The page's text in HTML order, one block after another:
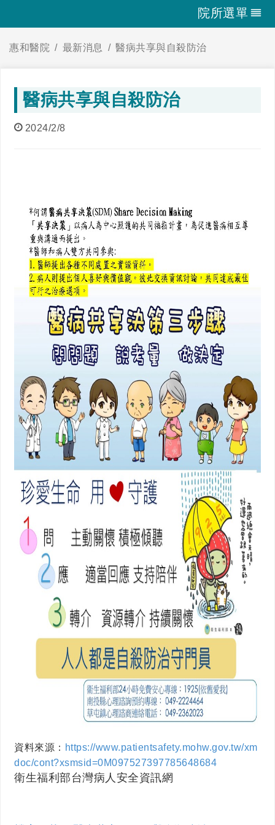
院所選單
惠和醫院 最新消息 醫病共享與自殺防治
醫病共享與自殺防治
2024/2/8
資料來源： https://www.patientsafety.mohw.gov.tw/xm
doc/cont?xsmsid=0M097527397785648684
衛生福利部台灣病人安全資訊網